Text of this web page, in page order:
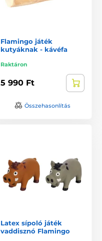
Flamingo játék
kutyáknak - kávéfa
Raktáron
5 990 Ft
Összehasonlítás
Latex sípoló játék
vaddisznó Flamingo